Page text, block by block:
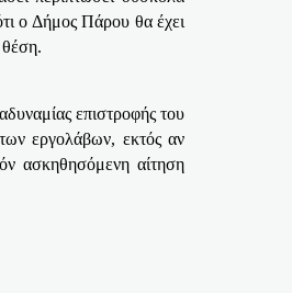
ο Δήμος Πάρου θα έχει
επιστροφής του
εργολάβων, εκτός αν
ασκηθησόμενη αίτηση